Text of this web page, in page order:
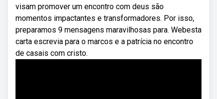
visam promover um encontro com deus são
momentos impactantes e transformadores. Por isso,
preparamos 9 mensagens maravilhosas para. Webesta
carta escrevia para o marcos e a patrícia no encontro
de casais com cristo.